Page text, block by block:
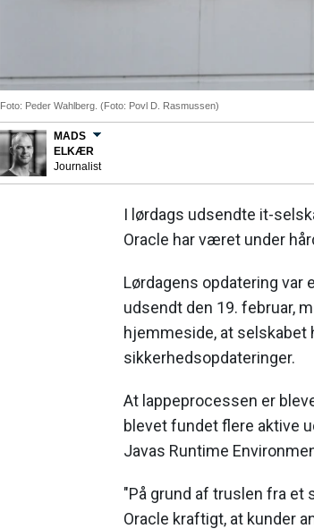
Foto: Peder Wahlberg. (Foto: Povl D. Rasmussen)
MADS
ELKÆR
Journalist
I lørdags udsendte it-
Oracle har været under
Lørdagens opdatering var
udsendt den 19. februar,
hjemmeside, at
sikkerhedsopdateringer.
At lappeprocessen er
blevet fundet flere aktive
Javas Runtime
"På grund af truslen fra et
Oracle kraftigt, at kunder